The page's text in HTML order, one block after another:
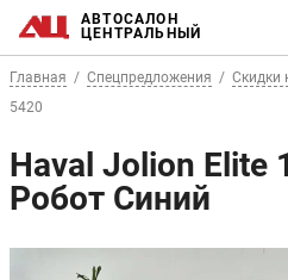
АВТОСАЛОН
ЦЕНТРАЛЬНЫЙ
Главная Спецпредложения Скидки
5420
Haval Jolion Elite
Робот Синий